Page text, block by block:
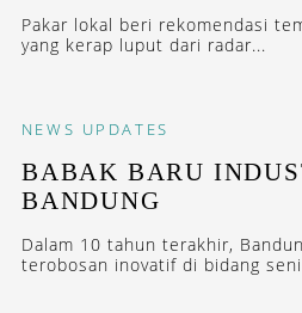
Pakar lokal beri rekomendasi
yang kerap luput dari radar...
NEWS UPDATES
BABAK BARU
BANDUNG
Dalam 10 tahun terakhir,
terobosan inovatif di bidang